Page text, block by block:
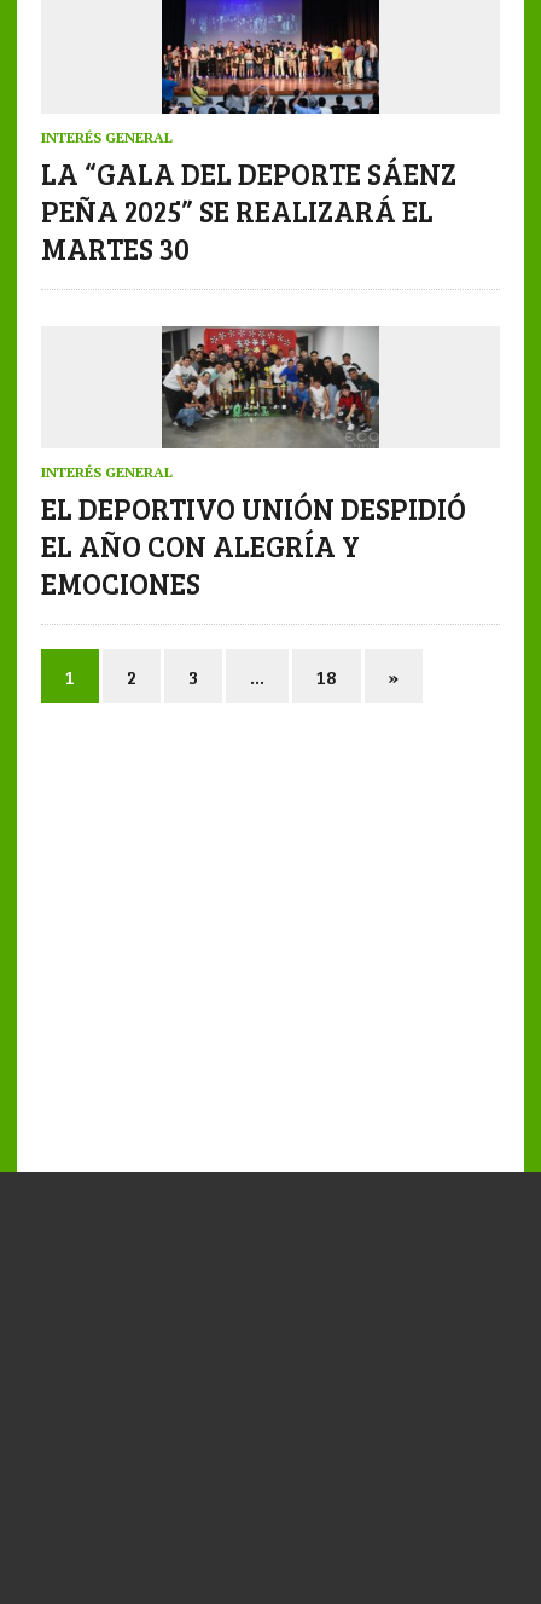
INTERÉS GENERAL
LA “GALA DEL DEPORTE SÁENZ
PEÑA 2025” SE REALIZARÁ EL
MARTES 30
INTERÉS GENERAL
EL DEPORTIVO UNIÓN DESPIDIÓ
EL AÑO CON ALEGRÍA Y
EMOCIONES
1 2 3 … 18 »